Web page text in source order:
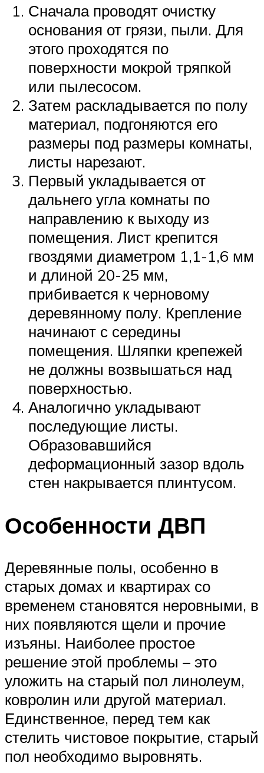
Сначала проводят очистку
основания от грязи, пыли. Для
этого проходятся по
поверхности мокрой тряпкой
или пылесосом.
Затем раскладывается по полу
материал, подгоняются его
размеры под размеры комнаты,
листы нарезают.
Первый укладывается от
дальнего угла комнаты по
направлению к выходу из
помещения. Лист крепится
гвоздями диаметром 1,1-1,6 мм
и длиной 20-25 мм,
прибивается к черновому
деревянному полу. Крепление
начинают с середины
помещения. Шляпки крепежей
не должны возвышаться над
поверхностью.
Аналогично укладывают
последующие листы.
Образовавшийся
деформационный зазор вдоль
стен накрывается плинтусом.
Особенности ДВП
Деревянные полы, особенно в
старых домах и квартирах со
временем становятся неровными, в
них появляются щели и прочие
изъяны. Наиболее простое
решение этой проблемы – это
уложить на старый пол линолеум,
ковролин или другой материал.
Единственное, перед тем как
стелить чистовое покрытие, старый
пол необходимо выровнять.